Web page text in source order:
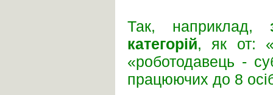
Так, наприклад,
категорій, як от:
«роботодавець -
працюючих до 8